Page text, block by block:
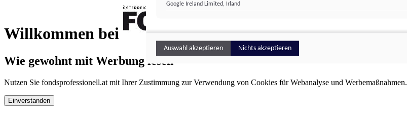
Willkommen bei
FONDS professionell
Wie gewohnt mit Werbung lesen
Nutzen Sie fondsprofessionell.at mit Ihrer Zustimmung zur Verwendung von Cookies für Webanalyse und Werbemaßnahmen.
Einverstanden
Google Ireland Limited, Irland
Auswahl akzeptieren Nichts akzeptieren